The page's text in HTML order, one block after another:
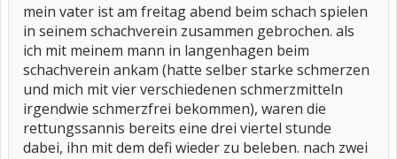
mein vater ist am freitag abend beim schach spielen
in seinem schachverein zusammen gebrochen. als
ich mit meinem mann in langenhagen beim
schachverein ankam (hatte selber starke schmerzen
und mich mit vier verschiedenen schmerzmitteln
irgendwie schmerzfrei bekommen), waren die
rettungssannis bereits eine drei viertel stunde
dabei, ihn mit dem defi wieder zu beleben. nach zwei